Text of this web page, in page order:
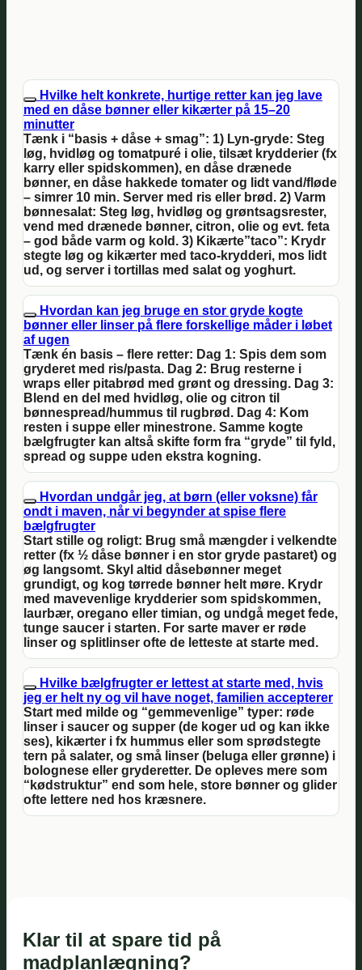
Hvilke helt konkrete, hurtige retter kan jeg lave
med en dåse bønner eller kikærter på 15–20
minutter
Tænk i “basis + dåse + smag”: 1) Lyn-gryde: Steg
løg, hvidløg og tomatpuré i olie, tilsæt krydderier (fx
karry eller spidskommen), en dåse drænede
bønner, en dåse hakkede tomater og lidt vand/fløde
– simrer 10 min. Server med ris eller brød. 2) Varm
bønnesalat: Steg løg, hvidløg og grøntsagsrester,
vend med drænede bønner, citron, olie og evt. feta
– god både varm og kold. 3) Kikærte”taco”: Krydr
stegte løg og kikærter med taco-krydderi, mos lidt
ud, og server i tortillas med salat og yoghurt.
Hvordan kan jeg bruge en stor gryde kogte
bønner eller linser på flere forskellige måder i løbet
af ugen
Tænk én basis – flere retter: Dag 1: Spis dem som
gryderet med ris/pasta. Dag 2: Brug resterne i
wraps eller pitabrød med grønt og dressing. Dag 3:
Blend en del med hvidløg, olie og citron til
bønnespread/hummus til rugbrød. Dag 4: Kom
resten i suppe eller minestrone. Samme kogte
bælgfrugter kan altså skifte form fra “gryde” til fyld,
spread og suppe uden ekstra kogning.
Hvordan undgår jeg, at børn (eller voksne) får
ondt i maven, når vi begynder at spise flere
bælgfrugter
Start stille og roligt: Brug små mængder i velkendte
retter (fx ½ dåse bønner i en stor gryde pasta­ret) og
øg langsomt. Skyl altid dåsebønner meget
grundigt, og kog tørrede bønner helt møre. Krydr
med mavevenlige krydderier som spidskommen,
laurbær, oregano eller timian, og undgå meget fede,
tunge saucer i starten. For sarte maver er røde
linser og splitlinser ofte de letteste at starte med.
Hvilke bælgfrugter er lettest at starte med, hvis
jeg er helt ny og vil have noget, familien accepterer
Start med milde og “gemmevenlige” typer: røde
linser i saucer og supper (de koger ud og kan ikke
ses), kikærter i fx hummus eller som sprødstegte
tern på salater, og små linser (beluga eller grønne) i
bolognese eller gryderetter. De opleves mere som
“kødstruktur” end som hele, store bønner og glider
ofte lettere ned hos kræsnere.
Klar til at spare tid på
madplanlægning?